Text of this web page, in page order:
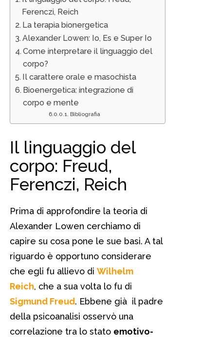
Ferenczi, Reich
La terapia bionergetica
Alexander Lowen: Io, Es e Super Io
Come interpretare il linguaggio del
corpo?
Il carattere orale e masochista
Bioenergetica: integrazione di
corpo e mente
Bibliografia
Il linguaggio del
corpo: Freud,
Ferenczi, Reich
Prima di approfondire la teoria di
Alexander Lowen cerchiamo di
capire su cosa pone le sue basi. A tal
riguardo è opportuno considerare
che egli fu allievo di Wilhelm
Reich, che a sua volta lo fu di
Sigmund Freud. Ebbene già il padre
della psicoanalisi osservò una
correlazione tra lo stato emotivo-